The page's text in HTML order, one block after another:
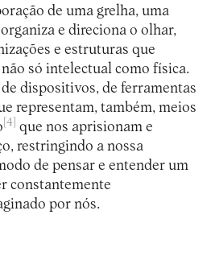
de uma grelha, uma
e direciona o olhar,
e estruturas que
só intelectual como física.
dispositivos, de ferramentas
representam, também, meios
[4]
que nos aprisionam e
restringindo a nossa
de pensar e entender um
constantemente
por nós.